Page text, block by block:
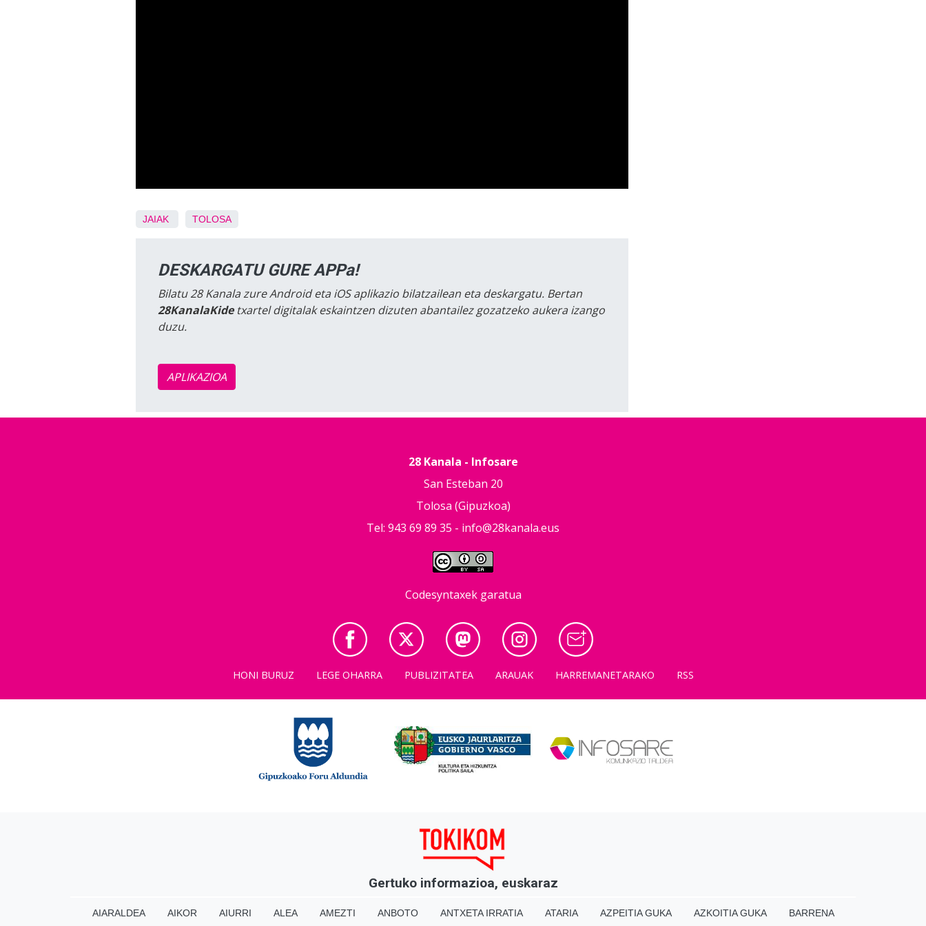
JAIAK TOLOSA
DESKARGATU GURE APPa!
Bilatu 28 Kanala zure Android eta iOS aplikazio bilatzailean eta deskargatu. Bertan
28KanalaKidetxartel digitalak eskaintzen dizuten abantailez gozatzeko aukera izango
duzu.
APLIKAZIOA
28 Kanala - Infosare
San Esteban 20
Tolosa (Gipuzkoa)
Tel: 943 69 89 35 - info@28kanala.eus
Codesyntaxek garatua
HONI BURUZ LEGE OHARRA PUBLIZITATEA ARAUAK HARREMANETARAKO RSS
Gertuko informazioa, euskaraz
AIARALDEA AIKOR AIURRI ALEA AMEZTI ANBOTO ANTXETA IRRATIA ATARIA AZPEITIA GUKA AZKOITIA GUKA BARRENA